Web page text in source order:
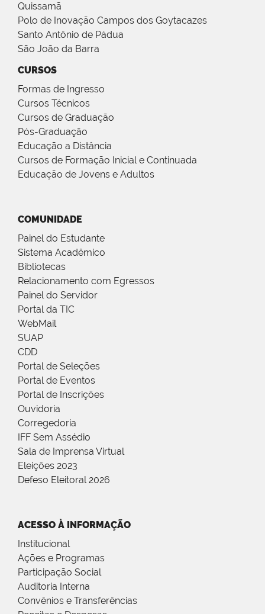
Quissamã
Polo de Inovação Campos dos Goytacazes
Santo Antônio de Pádua
São João da Barra
CURSOS
Formas de Ingresso
Cursos Técnicos
Cursos de Graduação
Pós-Graduação
Educação a Distância
Cursos de Formação Inicial e Continuada
Educação de Jovens e Adultos
COMUNIDADE
Painel do Estudante
Sistema Acadêmico
Bibliotecas
Relacionamento com Egressos
Painel do Servidor
Portal da TIC
WebMail
SUAP
CDD
Portal de Seleções
Portal de Eventos
Portal de Inscrições
Ouvidoria
Corregedoria
IFF Sem Assédio
Sala de Imprensa Virtual
Eleições 2023
Defeso Eleitoral 2026
ACESSO À INFORMAÇÃO
Institucional
Ações e Programas
Participação Social
Auditoria Interna
Convênios e Transferências